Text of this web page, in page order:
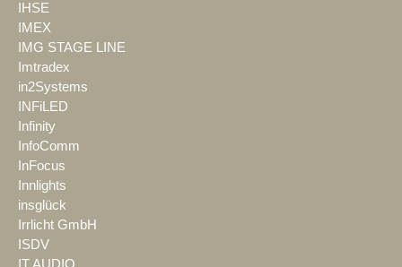
IHSE
IMEX
IMG STAGE LINE
Imtradex
in2Systems
INFiLED
Infinity
InfoComm
InFocus
Innlights
insglück
Irrlicht GmbH
ISDV